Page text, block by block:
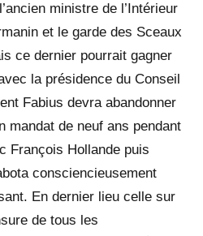
ministre de l’Intérieur
et le garde des Sceaux
ce dernier pourrait gagner
la présidence du Conseil
Fabius devra abandonner
mandat de neuf ans pendant
François Hollande puis
consciencieusement
En dernier lieu celle sur
de tous les